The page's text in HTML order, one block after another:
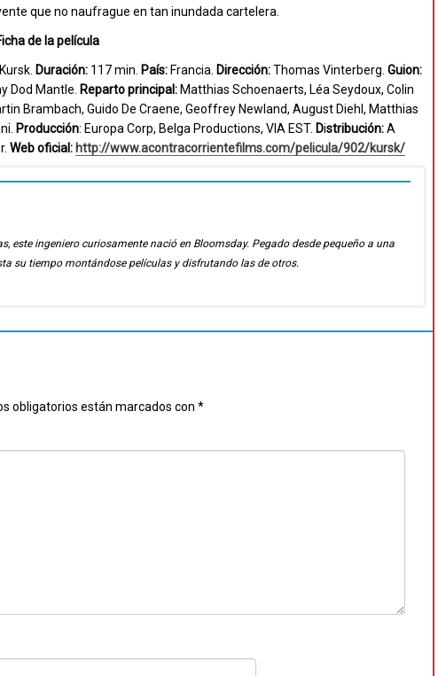
que no naufrague en tan inundada cartelera.
de la película
Duración:117 min. País:Francia. Dirección:Thomas Vinterberg. Guion:
Dod Mantle. Reparto principal:Matthias Schoenaerts, Léa Seydoux, Colin
Brambach, Guido De Craene, Geoffrey Newland, August Diehl, Matthias
Producción: Europa Corp, Belga Productions, VIA EST. Distribución:A
Web oficial: http://www.acontracorrientefilms.com/pelicula/902/kursk/
este ingeniero curiosamente nació en Bloomsday. Pegado desde pequeño a una
su tiempo montándose películas y disfrutando las de otros.
obligatorios están marcados con *